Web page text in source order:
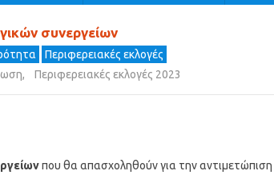
συνεργείων
Περιφερειακές εκλογές
, Περιφερειακές εκλογές 2023
που θα απασχοληθούν για την αντιμετώπιση